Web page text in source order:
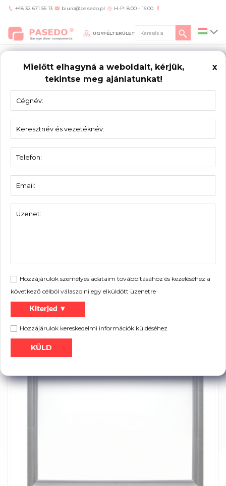
+48 32 671 55 13 biuro@pasedo.pl H-P: 8:00 - 16:00
ÜGYFÉLTERÜLET
Mielőtt elhagyná a weboldalt, kérjük,
tekintse meg ajánlatunkat!
x
Hozzájárulok személyes adataim továbbításához és kezeléséhez a
következő célból válaszolni egy elküldött üzenetre
Kiterjed ▼
Hozzájárulok kereskedelmi információk küldéséhez
Home/Termékek
IPARIKAPU ABLAKOK
Ablak Ipari kapuhoz 80649340BL
Egység: db
Csomagolás:
fekete 2,03
Szórólap:
Nyomtatás Termék katalógus